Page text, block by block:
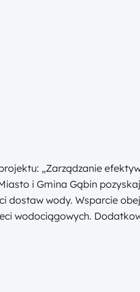
„Zarządzanie
i Gmina Gąbin pozyskają
dostaw wody. Wsparcie
wodociągowych.